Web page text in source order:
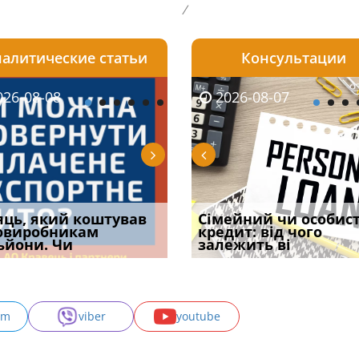
/
06
встановив для
шкоди
2026-08-06
Документи, на яких не
проставляється
апостиль: пер
статьи
08-08
який коштував
Чи
2026-08-07
Огляд практики ВС від
Ростислава Кравця, що
опублі
Консультации
2026-08-05
потрібна ФОП
у 2026 році:
засто
2026-08-07
Сімейний чи
кредит: від чого
залежить ві
2026-07-30
Восьмий ААС
підтвердив, що
може скас
viber youtube